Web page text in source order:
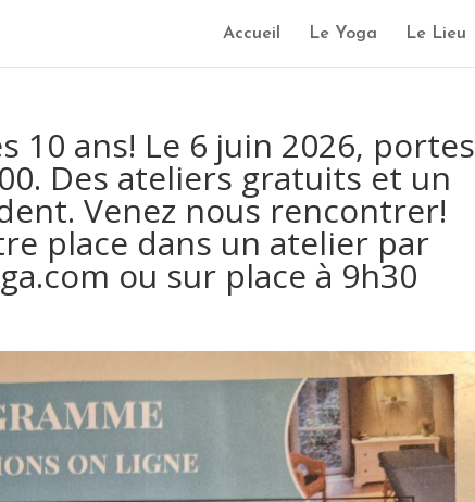
Accueil Le Yoga Le Lieu
10 ans! Le 6 juin 2026, portes
Des ateliers gratuits et un
Venez nous rencontrer!
place dans un atelier par
ou sur place à 9h30